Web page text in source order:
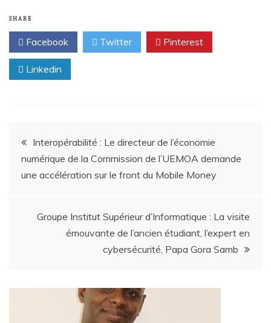
SHARE
Facebook Twitter Pinterest
Linkedin
Interopérabilité : Le directeur de l’économie
numérique de la Commission de l’UEMOA demande
une accélération sur le front du Mobile Money
Groupe Institut Supérieur d’Informatique : La visite
émouvante de l’ancien étudiant, l’expert en
cybersécurité, Papa Gora Samb